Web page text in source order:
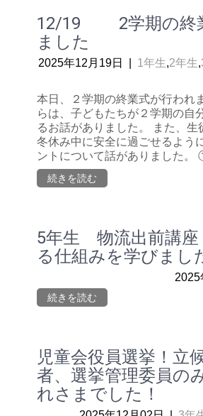
12/19 2学期の終
ました
2025年12月19日 1年生,2年生,
本日、２学期の終業式が行われ
らは、子どもたちが２学期の自
るお話がありました。 また、生
冬休み中に安全に過ごせるよう
ントについて話がありました
続きを読む
5年生 物流出前講
る仕組みを学びまし
2025
続きを読む
児童会役員選挙！立
者、選挙管理委員の
れさまでした！